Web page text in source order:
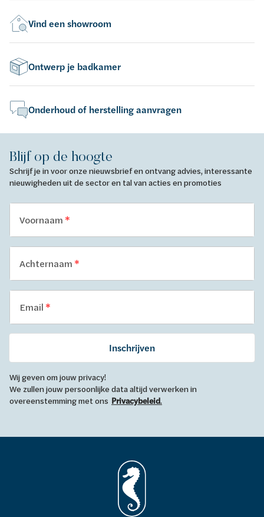
Vind een showroom
Ontwerp je badkamer
Onderhoud of herstelling aanvragen
Blijf op de hoogte
Schrijf je in voor onze nieuwsbrief en ontvang advies, interessante
nieuwigheden uit de sector en tal van acties en promoties
Voornaam
Achternaam
Email
Inschrijven
Wij geven om jouw privacy!
We zullen jouw persoonlijke data altijd verwerken in
overeenstemming met ons Privacybeleid.